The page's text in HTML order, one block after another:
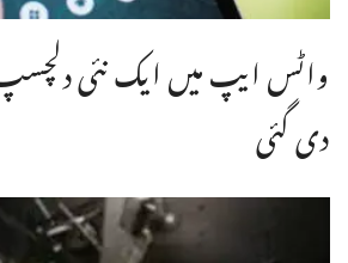
واٹس ایپ میں ایک نئی
دی گئی